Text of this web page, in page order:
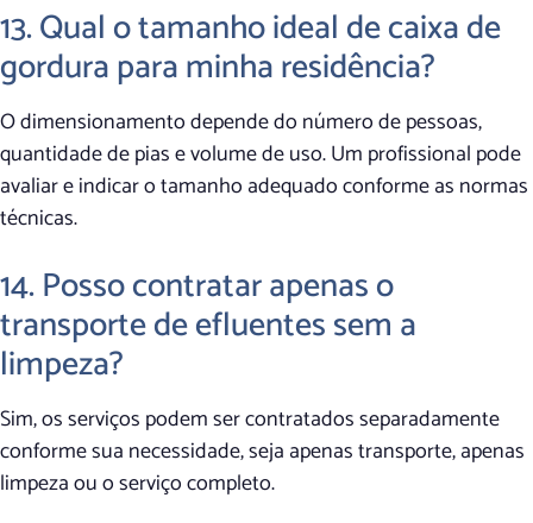
13. Qual o tamanho ideal de caixa de
gordura para minha residência?
O dimensionamento depende do número de pessoas,
quantidade de pias e volume de uso. Um profissional pode
avaliar e indicar o tamanho adequado conforme as normas
técnicas.
14. Posso contratar apenas o
transporte de efluentes sem a
limpeza?
Sim, os serviços podem ser contratados separadamente
conforme sua necessidade, seja apenas transporte, apenas
limpeza ou o serviço completo.